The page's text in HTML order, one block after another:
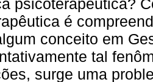
é
conceito em
tal
surge uma